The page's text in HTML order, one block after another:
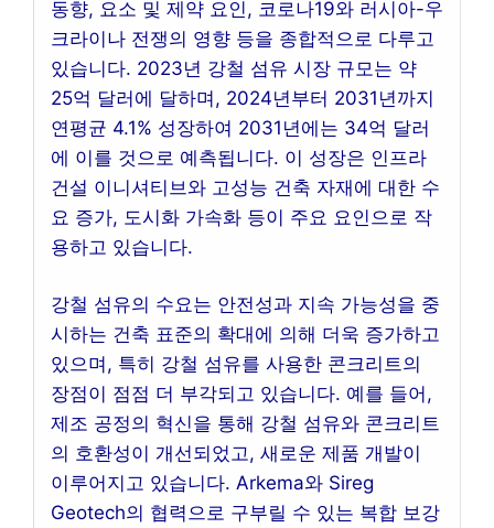
동향, 요소 및 제약 요인, 코로나19와 러시아-우
크라이나 전쟁의 영향 등을 종합적으로 다루고
있습니다. 2023년 강철 섬유 시장 규모는 약
25억 달러에 달하며, 2024년부터 2031년까지
연평균 4.1% 성장하여 2031년에는 34억 달러
에 이를 것으로 예측됩니다. 이 성장은 인프라
건설 이니셔티브와 고성능 건축 자재에 대한 수
요 증가, 도시화 가속화 등이 주요 요인으로 작
용하고 있습니다.
강철 섬유의 수요는 안전성과 지속 가능성을 중
시하는 건축 표준의 확대에 의해 더욱 증가하고
있으며, 특히 강철 섬유를 사용한 콘크리트의
장점이 점점 더 부각되고 있습니다. 예를 들어,
제조 공정의 혁신을 통해 강철 섬유와 콘크리트
의 호환성이 개선되었고, 새로운 제품 개발이
이루어지고 있습니다. Arkema와 Sireg
Geotech의 협력으로 구부릴 수 있는 복합 보강